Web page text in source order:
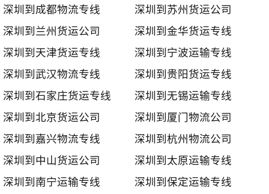
深圳到成都物流专线
深圳到苏州货运公司
深圳到兰州货运公司
深圳到金华货运专线
深圳到天津货运专线
深圳到宁波运输专线
深圳到武汉物流专线
深圳到贵阳货运专线
深圳到石家庄货运专线
深圳到无锡运输专线
深圳到北京货运公司
深圳到厦门物流公司
深圳到嘉兴物流专线
深圳到杭州物流公司
深圳到中山货运公司
深圳到太原运输专线
深圳到南宁运输专线
深圳到保定运输专线